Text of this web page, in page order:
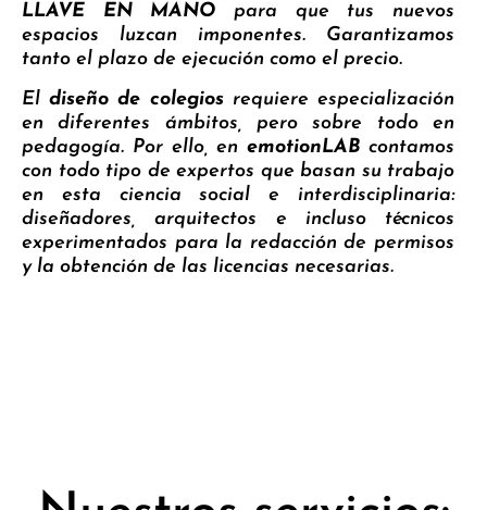
LLAVE EN MANO para que tus nuevos
espacios luzcan imponentes. Garantizamos
tanto el plazo de ejecución como el precio.
Eldiseño de colegiosrequiere especialización
en diferentes ámbitos, pero sobre todo en
pedagogía. Por ello, enemotionLAB contamos
con todo tipo de expertos que basan su trabajo
en esta ciencia social e interdisciplinaria:
diseñadores, arquitectos e incluso técnicos
experimentados para la redacción de permisos
y la obtención de las licencias necesarias.